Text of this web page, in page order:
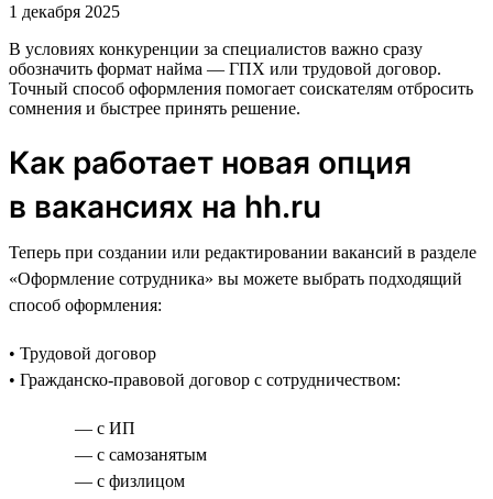
1 декабря 2025
В условиях конкуренции за специалистов важно сразу
обозначить формат найма — ГПХ или трудовой договор.
Точный способ оформления помогает соискателям отбросить
сомнения и быстрее принять решение.
Как работает новая опция
в вакансиях на hh.ru
Теперь при создании или редактировании вакансий в разделе
«Оформление сотрудника» вы можете выбрать подходящий
способ оформления:
• Трудовой договор
• Гражданско-правовой договор с сотрудничеством:
— с ИП
— с самозанятым
— с физлицом